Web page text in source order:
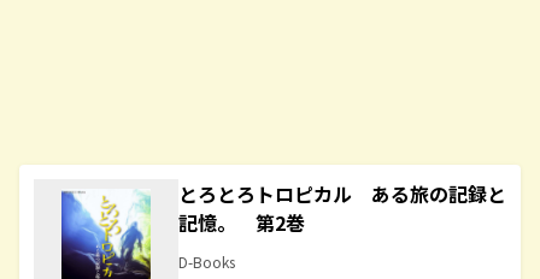
とろとろトロピカル ある旅の記録と
記憶。 第2巻
D-Books